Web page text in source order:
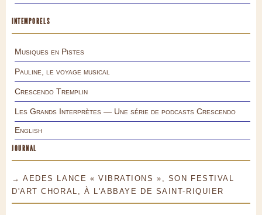
INTEMPORELS
Musiques en Pistes
Pauline, le voyage musical
Crescendo Tremplin
Les Grands Interprètes — Une série de podcasts Crescendo
English
JOURNAL
→ AEDES LANCE « VIBRATIONS », SON FESTIVAL
D'ART CHORAL, À L'ABBAYE DE SAINT-RIQUIER